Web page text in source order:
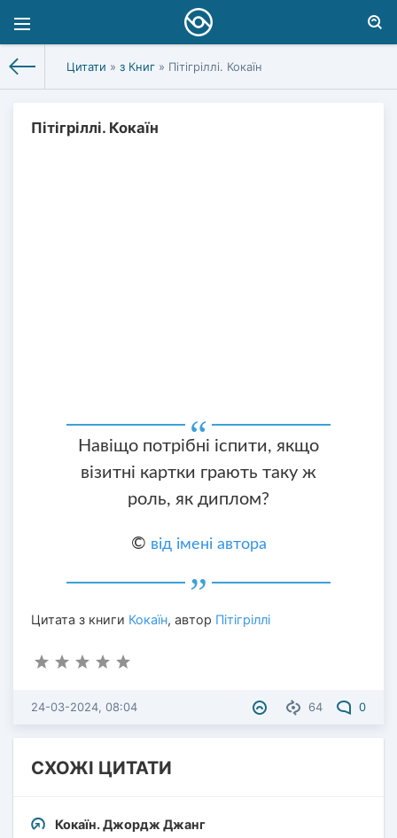
Цитати » з Книг » Пітігріллі. Кокаїн
Пітігріллі. Кокаїн
Навіщо потрібні іспити, якщо
візитні картки грають таку ж
роль, як диплом?
© від імені автора
Цитата з книги Кокаїн, автор Пітігріллі
64 0
24-03-2024, 08:04
СХОЖІ ЦИТАТИ
Кокаїн. Джордж Джанг